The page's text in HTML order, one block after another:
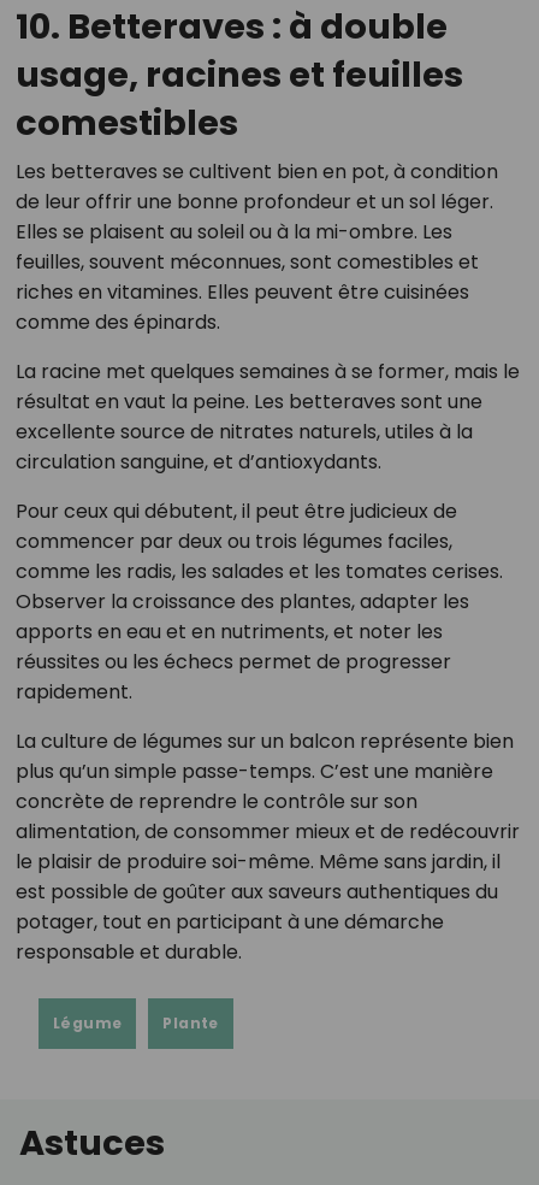
10. Betteraves : à double
usage, racines et feuilles
comestibles
Les betteraves se cultivent bien en pot, à condition
de leur offrir une bonne profondeur et un sol léger.
Elles se plaisent au soleil ou à la mi-ombre. Les
feuilles, souvent méconnues, sont comestibles et
riches en vitamines. Elles peuvent être cuisinées
comme des épinards.
La racine met quelques semaines à se former, mais le
résultat en vaut la peine. Les betteraves sont une
excellente source de nitrates naturels, utiles à la
circulation sanguine, et d’antioxydants.
Pour ceux qui débutent, il peut être judicieux de
commencer par deux ou trois légumes faciles,
comme les radis, les salades et les tomates cerises.
Observer la croissance des plantes, adapter les
apports en eau et en nutriments, et noter les
réussites ou les échecs permet de progresser
rapidement.
La culture de légumes sur un balcon représente bien
plus qu’un simple passe-temps. C’est une manière
concrète de reprendre le contrôle sur son
alimentation, de consommer mieux et de redécouvrir
le plaisir de produire soi-même. Même sans jardin, il
est possible de goûter aux saveurs authentiques du
potager, tout en participant à une démarche
responsable et durable.
Légume Plante
Astuces